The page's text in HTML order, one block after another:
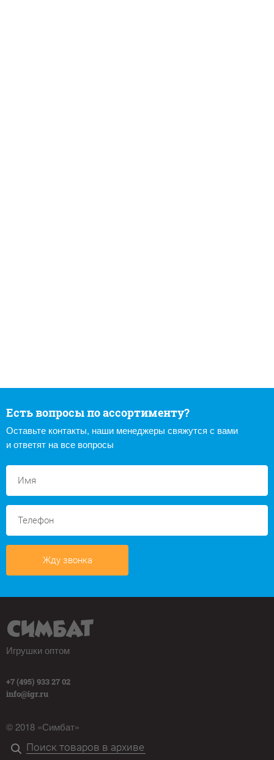
Есть вопросы по ассортименту?
Оставьте контакты, наши менеджеры свяжутся с вами
и ответят на все вопросы
Жду звонка
Игрушки оптом
+7 (495) 933 27 02
info@igr.ru
© 2018 «Симбат»